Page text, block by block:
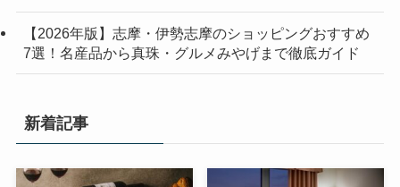
【2026年版】志摩・伊勢志摩のショッピングおすすめ
7選！名産品から真珠・グルメみやげまで徹底ガイド
新着記事